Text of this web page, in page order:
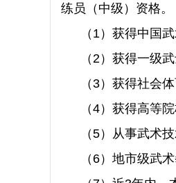
练员（中级）资格。
（1）获得中国
（2）获得一级
（3）获得社会
（4）获得高等
（5）从事武术
（6）地市级武